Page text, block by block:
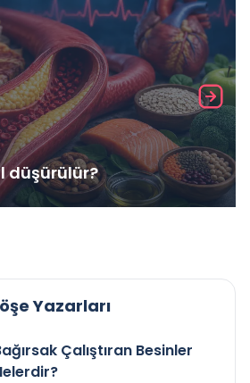
düşürülür?
Yazarları
Çalıştıran Besinler